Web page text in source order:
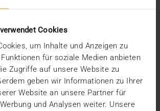
Cookies
um Inhalte und Anzeigen zu
für soziale Medien anbieten
Zugriffe auf unsere Website zu
geben wir Informationen zu Ihrer
Website an unsere Partner für
und Analysen weiter. Unsere